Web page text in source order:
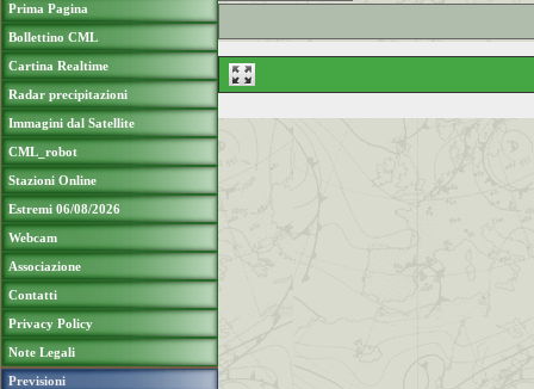
Prima Pagina
Bollettino CML
Cartina Realtime
Radar precipitazioni
Immagini dal Satellite
CML_robot
Stazioni Online
Estremi 06/08/2026
Webcam
Associazione
Contatti
Privacy Policy
Note Legali
Previsioni